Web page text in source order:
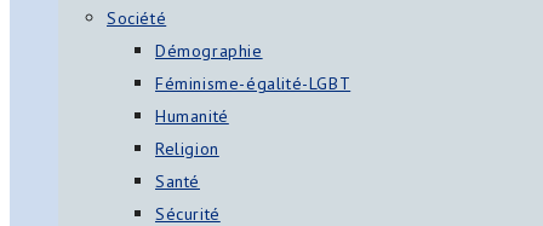
Société
Démographie
Féminisme-égalité-LGBT
Humanité
Religion
Santé
Sécurité